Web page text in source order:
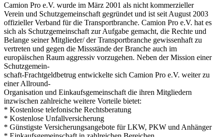
Camion Pro e.V. wurde im März 2001 als nicht kommerzieller
Verein und Schutzgemeinschaft gegründet und ist seit August 2003
offizieller Verband für die Transportbranche. Camion Pro e.V. hat es
sich als Schutzgemeinschaft zur Aufgabe gemacht, die Rechte und
Belange seiner Mitglieder/ der Transportbranche gewissenhaft zu
vertreten und gegen die Missstände der Branche auch im
europäischen Raum aggressiv vorzugehen. Neben der Mission einer
Schutzgemein-
schaft-Frachtgeldbetrug entwickelte sich Camion Pro e.V. weiter zu
einer Allround-
Organisation und Einkaufsgemeinschaft die ihren Mitgliedern
inzwischen zahlreiche weitere Vorteile bietet:
* Kostenlose telefonische Rechtsberatung
* Kostenlose Unfallversicherung
* Günstigste Versicherungsangebote für LKW, PKW und Anhänger